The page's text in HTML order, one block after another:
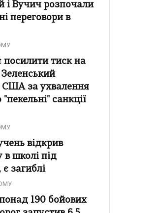
і Вучич розпочали
переговори в
посилити тиск на
Зеленський
США за ухвалення
санкції
відкрив
в школі під
загиблі
190 бойових